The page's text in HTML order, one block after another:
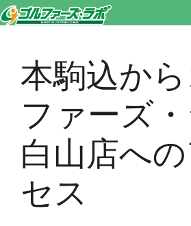
す。新宿区、若松河田で気軽にゴルフレッスン！
本駒込か
ファーズ
白山店へ
セス